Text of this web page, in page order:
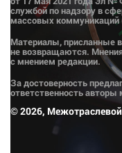
службой по надзору в
массовых коммуникаций
Материалы, присланные
не возвращаются.
с мнением редакции.
За достоверность
ответственность авторы
© 2026,